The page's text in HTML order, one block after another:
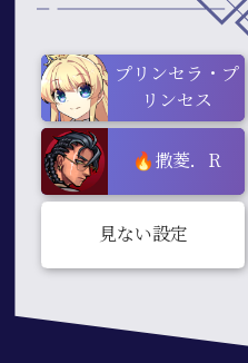
プリンセラ・プ
リンセス
🔥撒菱．R
見ない設定